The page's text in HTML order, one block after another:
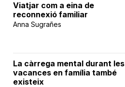
Viatjar com a eina de
reconnexió familiar
Anna Sugrañes
La càrrega mental durant les
vacances en família també
existeix